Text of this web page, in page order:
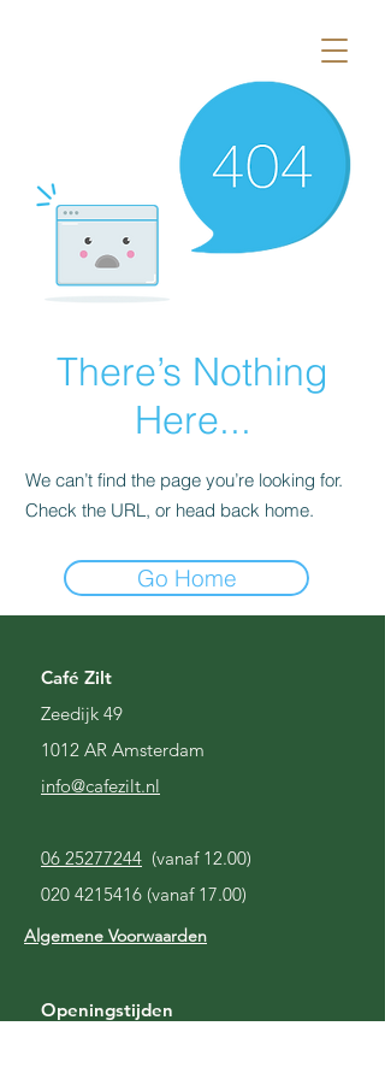
There’s Nothing
Here...
We can’t find the page you’re looking for.
Check the URL, or head back home.
Go Home
Café Zilt
Zeedijk 49
1012 AR Amsterdam
info@cafezilt.nl
06 25277244 (vanaf 12.00)
020 4215416 (vanaf 17.00)
Algemene Voorwaarden
Openingstijden